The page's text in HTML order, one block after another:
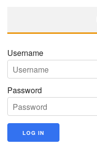
Username
Password